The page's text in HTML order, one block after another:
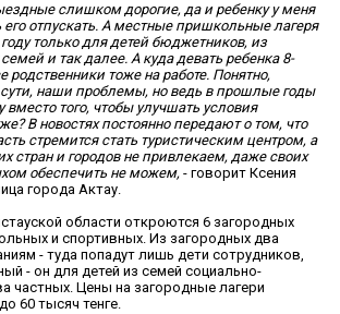
слишком дорогие, да и ребенку у меня
его отпускать. А местные пришкольные лагеря
только для детей бюджетников, из
и так далее. А куда девать ребенка 8-
родственники тоже на работе. Понятно,
сути, наши проблемы, но ведь в прошлые годы
того, чтобы улучшать условия
В новостях постоянно передают о том, что
стремится стать туристическим центром, а
стран и городов не привлекаем, даже своих
обеспечить не можем, - говорит Ксения
города Актау.
области откроются 6 загородных
и спортивных. Из загородных два
- туда попадут лишь дети сотрудников,
- он для детей из семей социально-
частных. Цены на загородные лагери
60 тысяч тенге.